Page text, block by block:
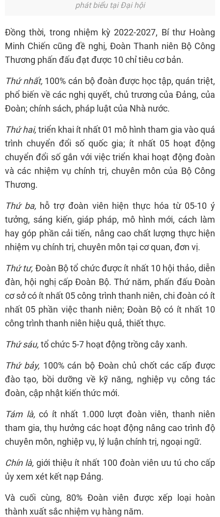
phát biểu tại Đại hội
Đồng thời, trong nhiệm kỳ 2022-2027, Bí thư Hoàng
Minh Chiến cũng đề nghị, Đoàn Thanh niên Bộ Công
Thương phấn đấu đạt được 10 chỉ tiêu cơ bản.
Thứ nhất, 100% cán bộ đoàn được học tập, quán triệt,
phổ biến về các nghị quyết, chủ trương của Đảng, của
Đoàn; chính sách, pháp luật của Nhà nước.
Thứ hai, triển khai ít nhất 01 mô hình tham gia vào quá
trình chuyển đổi số quốc gia; ít nhất 05 hoạt động
chuyển đổi số gắn với việc triển khai hoạt động đoàn
và các nhiệm vụ chính trị, chuyên môn của Bộ Công
Thương.
Thứ ba, hỗ trợ đoàn viên hiện thực hóa từ 05-10 ý
tưởng, sáng kiến, giáp pháp, mô hình mới, cách làm
hay góp phần cải tiến, nâng cao chất lượng thực hiện
nhiệm vụ chính trị, chuyên môn tại cơ quan, đơn vị.
Thứ tư, Đoàn Bộ tổ chức được ít nhất 10 hội thảo, diễn
đàn, hội nghị cấp Đoàn Bộ. Thứ năm, phấn đấu Đoàn
cơ sở có ít nhất 05 công trình thanh niên, chi đoàn có ít
nhất 05 phần việc thanh niên; Đoàn Bộ có ít nhất 10
công trình thanh niên hiệu quả, thiết thực.
Thứ sáu, tổ chức 5-7 hoạt động trồng cây xanh.
Thứ bảy, 100% cán bộ Đoàn chủ chốt các cấp được
đào tạo, bồi dưỡng về kỹ năng, nghiệp vụ công tác
đoàn, cập nhật kiến thức mới.
Tám là, có ít nhất 1.000 lượt đoàn viên, thanh niên
tham gia, thụ hưởng các hoạt động nâng cao trình độ
chuyên môn, nghiệp vụ, lý luận chính trị, ngoại ngữ.
Chín là, giới thiệu ít nhất 100 đoàn viên ưu tú cho cấp
ủy xem xét kết nạp Đảng.
Và cuối cùng, 80% Đoàn viên được xếp loại hoàn
thành xuất sắc nhiệm vụ hàng năm.